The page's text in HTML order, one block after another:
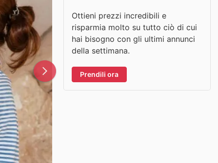
Ottieni prezzi incredibili e
risparmia molto su tutto ciò di cui
hai bisogno con gli ultimi annunci
della settimana.
Prendili ora